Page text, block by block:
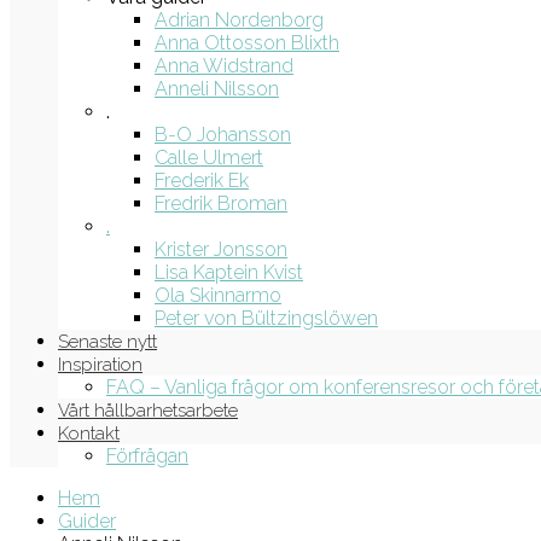
Adrian Nordenborg
Anna Ottosson Blixth
Anna Widstrand
Anneli Nilsson
.
B-O Johansson
Calle Ulmert
Frederik Ek
Fredrik Broman
.
Krister Jonsson
Lisa Kaptein Kvist
Ola Skinnarmo
Peter von Bültzingslöwen
Senaste nytt
Inspiration
FAQ – Vanliga frågor om konferensresor och
Vårt hållbarhetsarbete
Kontakt
Förfrågan
Hem
Guider